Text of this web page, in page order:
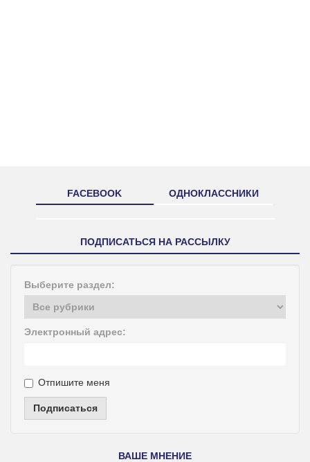
FACEBOOK ОДНОКЛАССНИКИ
ПОДПИСАТЬСЯ НА РАССЫЛКУ
Выберите раздел:
Электронный адрес:
Отпишите меня
Подписаться
ВАШЕ МНЕНИЕ